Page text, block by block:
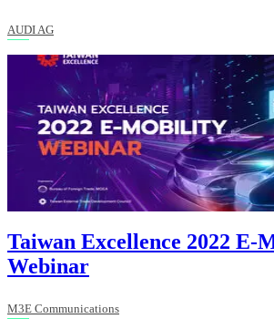
AUDI AG
Taiwan Excellence 2022 E-
Webinar
M3E Communications